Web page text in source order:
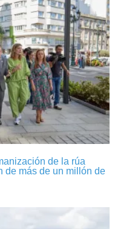
de la rúa
de más de un millón de